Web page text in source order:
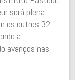
será plena.
os outros 32
a
avanços nas